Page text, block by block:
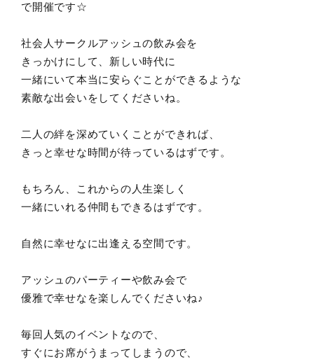
で開催です☆
社会人サークルアッシュの飲み会を
きっかけにして、新しい時代に
一緒にいて本当に安らぐことができるような
素敵な出会いをしてくださいね。
二人の絆を深めていくことができれば、
きっと幸せな時間が待っているはずです。
もちろん、これからの人生楽しく
一緒にいれる仲間もできるはずです。
自然に幸せなに出逢える空間です。
アッシュのパーティーや飲み会で
優雅で幸せなを楽しんでくださいね♪
毎回人気のイベントなので、
すぐにお席がうまってしまうので、